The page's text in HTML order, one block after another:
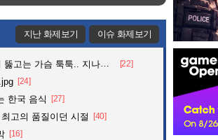
지난 화제보기 이슈 화제보기
슴 툭툭.. 지나가던 아재의 정체 [22]
[24]
한국 음식 [27]
고의 품질이던 시절 [40]
[16]
벤